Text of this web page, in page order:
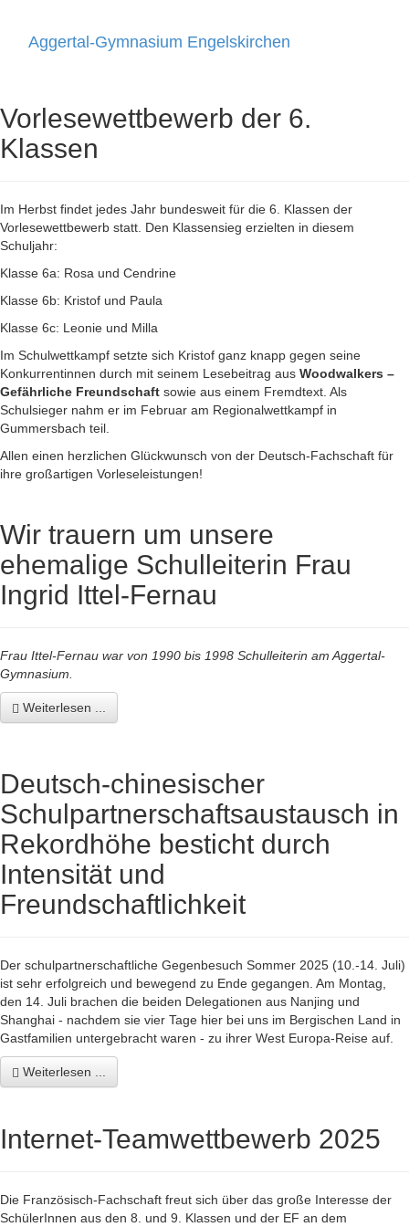
Aggertal-Gymnasium Engelskirchen
Vorlesewettbewerb der 6.
Klassen
Im Herbst findet jedes Jahr bundesweit für die 6. Klassen der
Vorlesewettbewerb statt. Den Klassensieg erzielten in diesem
Schuljahr:
Klasse 6a: Rosa und Cendrine
Klasse 6b: Kristof und Paula
Klasse 6c: Leonie und Milla
Im Schulwettkampf setzte sich Kristof ganz knapp gegen seine
Konkurrentinnen durch mit seinem Lesebeitrag aus Woodwalkers –
Gefährliche Freundschaft sowie aus einem Fremdtext. Als
Schulsieger nahm er im Februar am Regionalwettkampf in
Gummersbach teil.
Allen einen herzlichen Glückwunsch von der Deutsch-Fachschaft für
ihre großartigen Vorleseleistungen!
Wir trauern um unsere
ehemalige Schulleiterin Frau
Ingrid Ittel-Fernau
Frau Ittel-Fernau war von 1990 bis 1998 Schulleiterin am Aggertal-
Gymnasium.
Weiterlesen ...
Deutsch-chinesischer
Schulpartnerschaftsaustausch in
Rekordhöhe besticht durch
Intensität und
Freundschaftlichkeit
Der schulpartnerschaftliche Gegenbesuch Sommer 2025 (10.-14. Juli)
ist sehr erfolgreich und bewegend zu Ende gegangen. Am Montag,
den 14. Juli brachen die beiden Delegationen aus Nanjing und
Shanghai - nachdem sie vier Tage hier bei uns im Bergischen Land in
Gastfamilien untergebracht waren - zu ihrer West Europa-Reise auf.
Weiterlesen ...
Internet-Teamwettbewerb 2025
Die Französisch-Fachschaft freut sich über das große Interesse der
SchülerInnen aus den 8. und 9. Klassen und der EF an dem